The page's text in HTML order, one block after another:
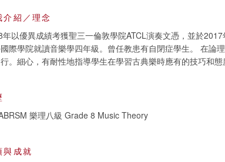
介紹／理念
以優異成績考獲聖三一倫敦學院ATCL演奏文憑，並於2017
際學院就讀音樂學四年級。曾任教患有自閉症學生。 在論
。細心，有耐性地指導學生在學習古典樂時應有的技巧和態
樂理八級 Grade 8 Music Theory
與成就